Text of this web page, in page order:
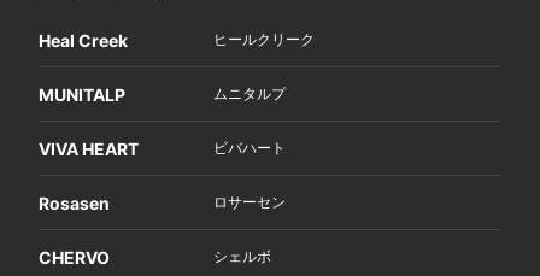
Heal Creek ヒールクリーク
MUNITALP ムニタルプ
VIVA HEART ビバハート
Rosasen ロサーセン
CHERVO シェルボ